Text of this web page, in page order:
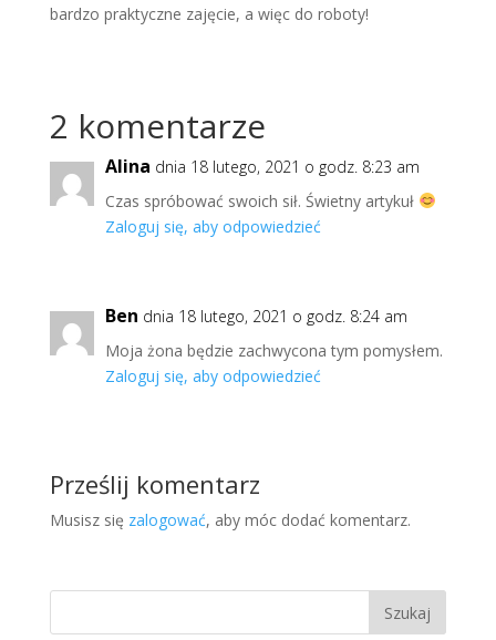
bardzo praktyczne zajęcie, a więc do roboty!
2 komentarze
Alina dnia 18 lutego, 2021 o godz. 8:23 am
Czas spróbować swoich sił. Świetny artykuł
Zaloguj się, aby odpowiedzieć
Ben dnia 18 lutego, 2021 o godz. 8:24 am
Moja żona będzie zachwycona tym pomysłem.
Zaloguj się, aby odpowiedzieć
Prześlij komentarz
Musisz się zalogować, aby móc dodać komentarz.